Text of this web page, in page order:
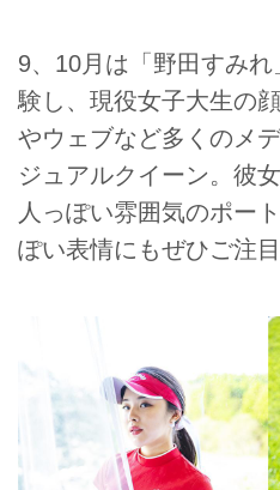
9、10月は「野田すみ
験し、現役女子大生の
やウェブなど多くのメ
ジュアルクイーン。彼
人っぽい雰囲気のポー
ぽい表情にもぜひご注目